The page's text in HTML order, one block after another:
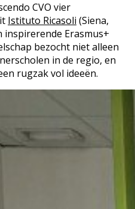
CVO vier
Istituto Ricasoli (Siena,
Erasmus+
bezocht niet alleen
in de regio, en
rugzak vol ideeën.